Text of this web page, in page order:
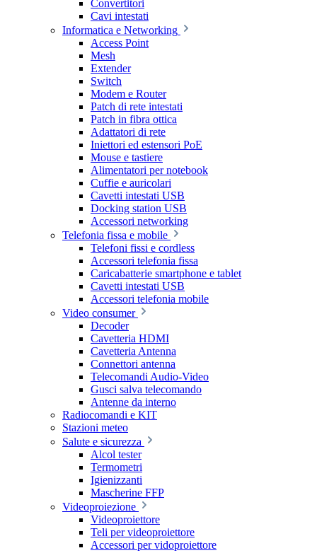
Convertitori
Cavi intestati
Informatica e Networking
Access Point
Mesh
Extender
Switch
Modem e Router
Patch di rete intestati
Patch in fibra ottica
Adattatori di rete
Iniettori ed estensori PoE
Mouse e tastiere
Alimentatori per notebook
Cuffie e auricolari
Cavetti intestati USB
Docking station USB
Accessori networking
Telefonia fissa e mobile
Telefoni fissi e cordless
Accessori telefonia fissa
Caricabatterie smartphone e tablet
Cavetti intestati USB
Accessori telefonia mobile
Video consumer
Decoder
Cavetteria HDMI
Cavetteria Antenna
Connettori antenna
Telecomandi Audio-Video
Gusci salva telecomando
Antenne da interno
Radiocomandi e KIT
Stazioni meteo
Salute e sicurezza
Alcol tester
Termometri
Igienizzanti
Mascherine FFP
Videoproiezione
Videoproiettore
Teli per videoproiettore
Accessori per vidoproiettore